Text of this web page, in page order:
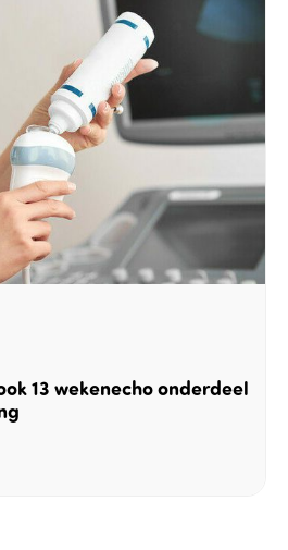
13 wekenecho onderdeel